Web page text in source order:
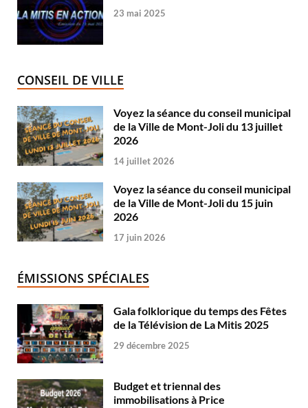
23 mai 2025
CONSEIL DE VILLE
Voyez la séance du conseil municipal
de la Ville de Mont-Joli du 13 juillet
2026
14 juillet 2026
Voyez la séance du conseil municipal
de la Ville de Mont-Joli du 15 juin
2026
17 juin 2026
ÉMISSIONS SPÉCIALES
Gala folklorique du temps des Fêtes
de la Télévision de La Mitis 2025
29 décembre 2025
Budget et triennal des
immobilisations à Price